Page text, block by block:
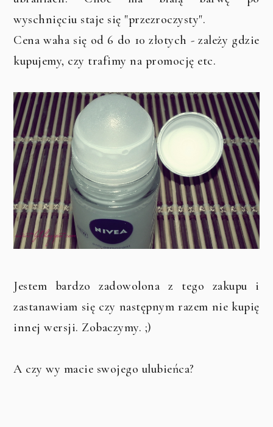
wyschnięciu staje się "przezroczysty".
Cena waha się od 6 do 10 złotych - zależy gdzie
kupujemy, czy trafimy na promocję etc.
Jestem bardzo zadowolona z tego zakupu i
zastanawiam się czy następnym razem nie kupię
innej wersji. Zobaczymy. ;)
A czy wy macie swojego ulubieńca?